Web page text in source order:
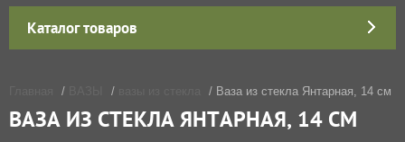
Каталог товаров
/ / / Ваза из стекла Янтарная, 14 см
ВАЗА ИЗ СТЕКЛА ЯНТАРНАЯ, 14 СМ